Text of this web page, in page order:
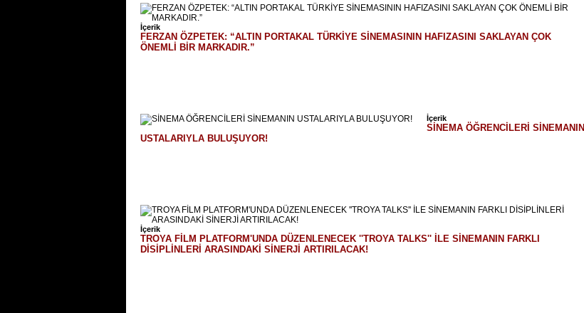
İçerik
FERZAN ÖZPETEK: “ALTIN PORTAKAL TÜRKİYE SİNEMASININ HAFIZASINI SAKLAYAN ÇOK
ÖNEMLİ BİR MARKADIR.”
İçerik
SİNEMA ÖĞRENCİLERİ SİNEMANIN
USTALARIYLA BULUŞUYOR!
İçerik
TROYA FİLM PLATFORM'UNDA DÜZENLENECEK ''TROYA TALKS'' İLE SİNEMANIN FARKLI
DİSİPLİNLERİ ARASINDAKİ SİNERJİ ARTIRILACAK!